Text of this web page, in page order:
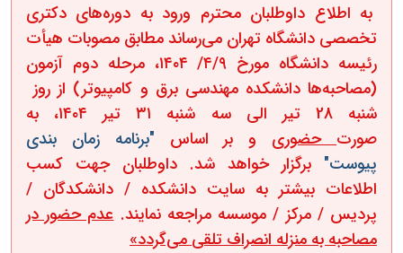
به اطلاع داوطلبان محترم ورود به دوره‌های دکتری
تخصصی دانشگاه تهران می‌رساند مطابق مصوبات هیأت
رئیسه دانشگاه مورخ ۴/۹/ ۱۴۰۴، مرحله دوم آزمون
(مصاحبه‌ها دانشکده مهندسی برق و کامپیوتر) از روز
شنبه 28 تیر الی سه شنبه ۳۱ تیر ۱۴۰۴، به
صورتحضوری و بر اساس "برنامه زمان بندی
پیوست" برگزار خواهد شد. داوطلبان جهت کسب
اطلاعات بیشتر به سایت دانشکده / ‏دانشکدگان‬ /
‏پردیس‬ / ‏مرکز‬ / ‏موسسه‬ مراجعه نمایند. عدم حضور در
مصاحبه به منزله انصراف تلقیمی‌گردد»